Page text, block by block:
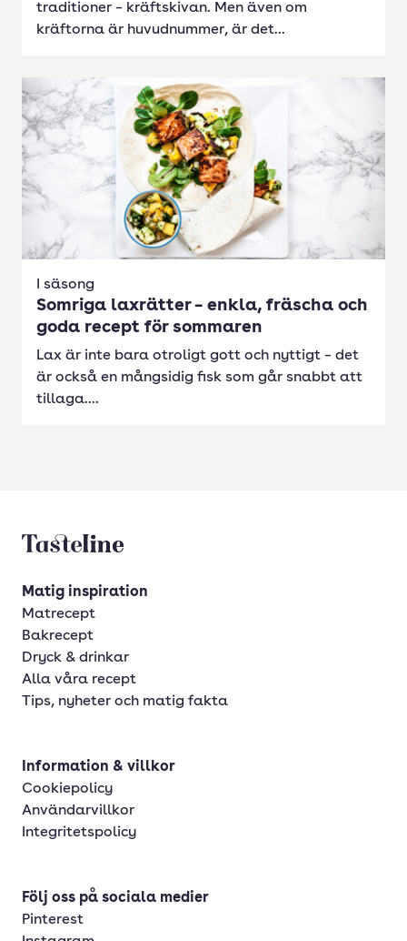
traditioner – kräftskivan. Men även om
kräftorna är huvudnummer, är det...
I säsong
Somriga laxrätter – enkla, fräscha och
goda recept för sommaren
Lax är inte bara otroligt gott och nyttigt – det
är också en mångsidig fisk som går snabbt att
tillaga....
Tasteline startsida
Matig inspiration
Matrecept
Bakrecept
Dryck & drinkar
Alla våra recept
Tips, nyheter och matig fakta
Information & villkor
Cookiepolicy
Användarvillkor
Integritetspolicy
Följ oss på sociala medier
Pinterest